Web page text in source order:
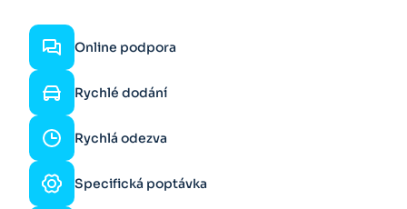
Online podpora
Rychlé dodání
Rychlá odezva
Specifická poptávka